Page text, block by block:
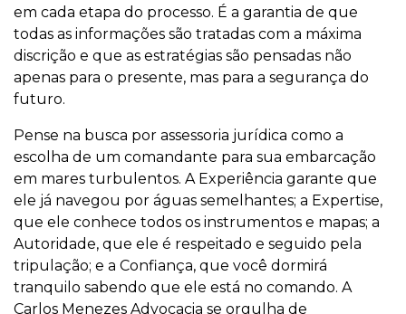
em cada etapa do processo. É a garantia de que
todas as informações são tratadas com a máxima
discrição e que as estratégias são pensadas não
apenas para o presente, mas para a segurança do
futuro.
Pense na busca por assessoria jurídica como a
escolha de um comandante para sua embarcação
em mares turbulentos. A Experiência garante que
ele já navegou por águas semelhantes; a Expertise,
que ele conhece todos os instrumentos e mapas; a
Autoridade, que ele é respeitado e seguido pela
tripulação; e a Confiança, que você dormirá
tranquilo sabendo que ele está no comando. A
Carlos Menezes Advocacia se orgulha de